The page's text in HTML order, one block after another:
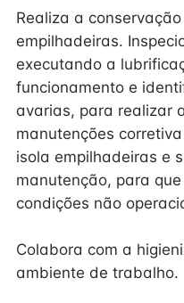
Realiza a
empilhadeiras.
executando a
funcionamento e
avarias, para realizar
manutenções
isola empilhadeiras e
manutenção, para
condições não
Colabora com a
ambiente de trabalho.